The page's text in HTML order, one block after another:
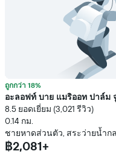
ถูกกว่า 18%
อะลอฟท์ บาย แมริออท ปาล์ม
8.5 ยอดเยี่ยม (3,021 รีวิว)
0.14 กม.
ชายหาดส่วนตัว, สระว่ายน้ำก
฿2,081+